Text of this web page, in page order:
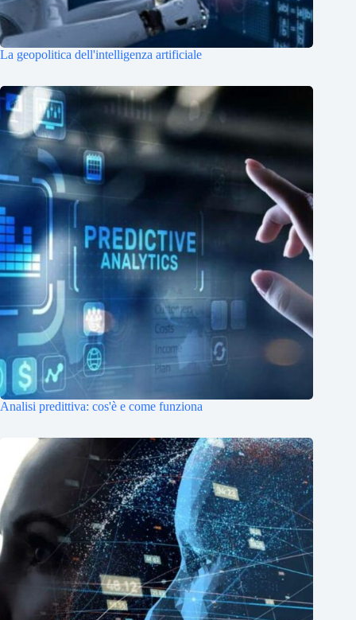
La geopolitica dell'intelligenza artificiale
Analisi predittiva: cos'è e come funziona